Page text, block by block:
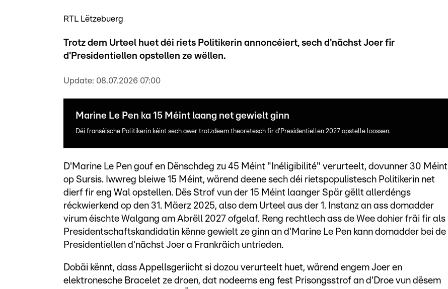
RTL Lëtzebuerg
Trotz dem Urteel huet déi riets Politikerin annoncéiert, sech d'nächst Joer fir
d'Presidentiellen opstellen ze wëllen.
Update: 08.07.2026 07:00
Marine Le Pen ka 15 Méint laang net gewielt ginn
Déi franséische Politikerin kéint sech awer trotzdeem theoretesch fir d'Presidentiellen 2027 opstelle loossen.
D'Marine Le Pen gouf en Dënschdeg zu 45 Méint "Inéligibilité" verurteelt, dovunner 30 Méint
op Sursis. Iwwreg bleiwe 15 Méint, wärend deene sech déi rietspopulistesch Politikerin net
dierf fir eng Wal opstellen. Dës Strof vun der 15 Méint laanger Spär gëllt allerdéngs
réckwierkend op den 31. Mäerz 2025, also dem Urteel aus der 1. Instanz an ass domadder
virum éischte Walgang am Abrëll 2027 ofgelaf. Reng rechtlech ass de Wee dohier fräi fir als
Presidentschaftskandidatin kënne gewielt ze ginn an d'Marine Le Pen kann domadder bei de
Presidentiellen d'nächst Joer a Frankräich untrieden.
Dobäi kënnt, dass Appellsgeriicht si dozou verurteelt huet, wärend engem Joer en
elektronesche Bracelet ze droen, dat nodeems eng fest Prisongsstrof an d'Droe vun dësem